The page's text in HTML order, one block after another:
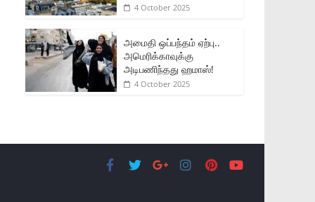
4 October 2025
அமைதி ஒப்பந்தம் ஏற்பு..
அமெரிக்காவுக்கு
அடிபணிந்தது ஹமாஸ்!
4 October 2025